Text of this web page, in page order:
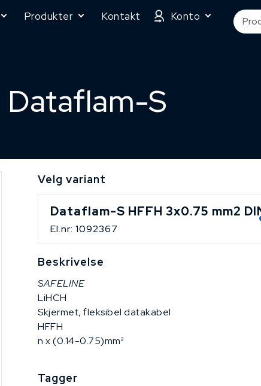
Produkter Kontakt Konto
Dataflam-S
Velg variant
Dataflam-S HFFH 3x0.75 mm2
El.nr: 1092367
Beskrivelse
SAFELINE
LiHCH
Skjermet, fleksibel datakabel
HFFH
n x (0.14-0.75)mm²
Tagger